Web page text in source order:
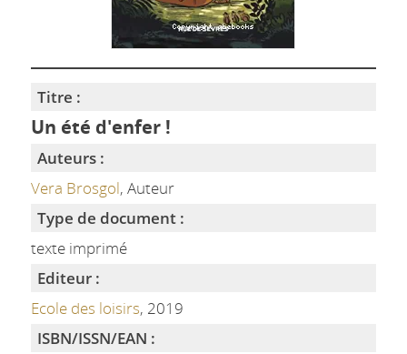
Titre :
Un été d'enfer !
Auteurs :
Vera Brosgol, Auteur
Type de document :
texte imprimé
Editeur :
Ecole des loisirs, 2019
ISBN/ISSN/EAN :